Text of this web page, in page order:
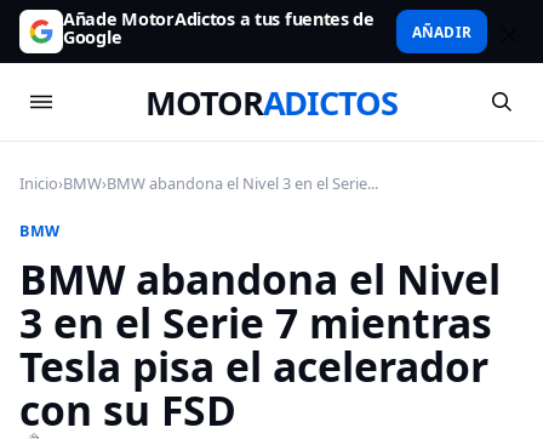
Añade MotorAdictos a tus fuentes de
Google AÑADIR
MOTORADICTOS
Inicio›BMW›BMW abandona el Nivel 3 en el Serie...
BMW
BMW abandona el Nivel
3 en el Serie 7 mientras
Tesla pisa el acelerador
con su FSD